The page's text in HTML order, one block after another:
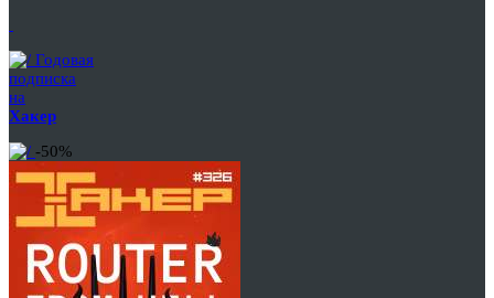
Годовая
подписка
на
Хакер
-50%